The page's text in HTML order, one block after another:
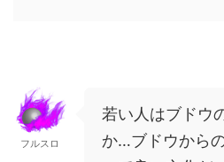
フルスロ
若い人はブドウ
か…ブドウから